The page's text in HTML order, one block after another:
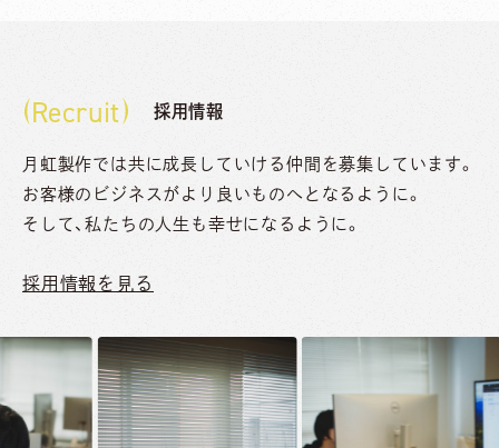
採用情報
Recruit
月虹製作では共に成長していける仲間を募集しています。
お客様のビジネスがより良いものへとなるように。
そして、私たちの人生も幸せになるように。
採用情報を見る